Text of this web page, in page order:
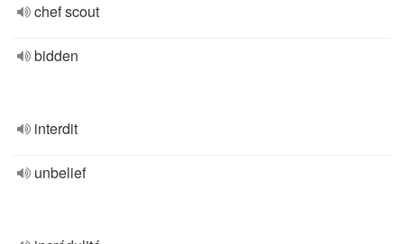
chef scout
bidden
interdit
unbelief